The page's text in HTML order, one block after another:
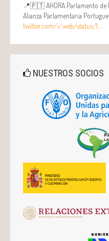
📍🇵🇹 AHORA Parlamento de
Alianza Parlamentaria
twitter.com/i/web/status/1…
NUESTROS SOCIOS